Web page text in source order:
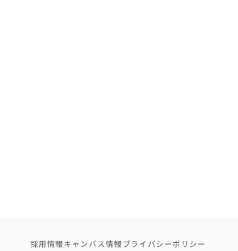
採用情報キャンパス情報プライバシーポリシー